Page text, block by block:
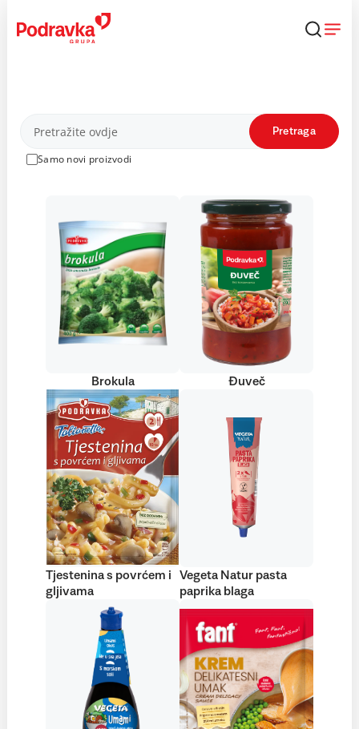
content
Proizvodi
Samo novi proizvodi
Pretraga
Brokula Đuveč
Tjestenina s povrćem i
gljivama
Vegeta Natur pasta
paprika blaga